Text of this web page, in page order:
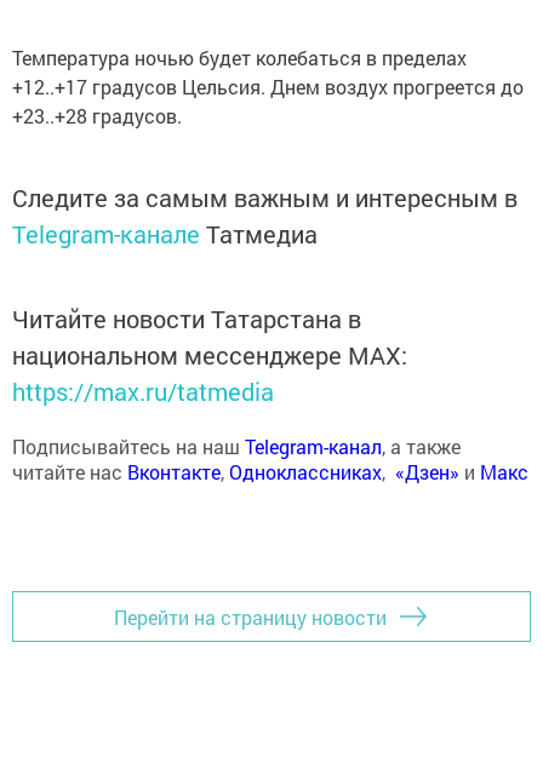
Температура ночью будет колебаться в пределах
+12..+17 градусов Цельсия. Днем воздух прогреется до
+23..+28 градусов.
Следите за самым важным и интересным в
Telegram-канале Татмедиа
Читайте новости Татарстана в
национальном мессенджере MАХ:
https://max.ru/tatmedia
Подписывайтесь на наш Telegram-канал, а также
читайте нас Вконтакте,Одноклассниках, «Дзен» и Макс
Перейти на страницу новости